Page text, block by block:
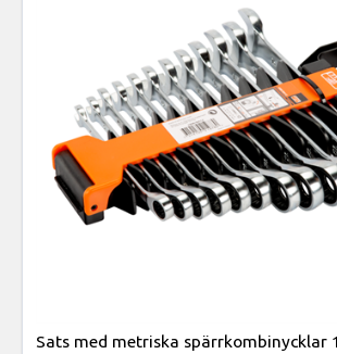
Sats med metriska spärrkombinycklar